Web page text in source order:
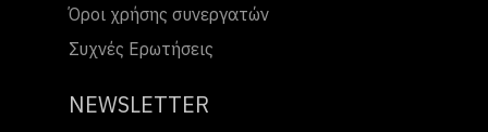
Όροι χρήσης συνεργατών
Συχνές Ερωτήσεις
NEWSLETTER